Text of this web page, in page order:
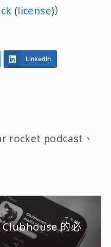
(license)）
LinkedIn
rocket podcast 、
Clubhouse 的必